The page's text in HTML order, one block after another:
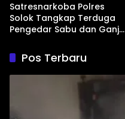
Satresnarkoba Polres
Solok Tangkap Terduga
Pengedar Sabu dan Ganja
Pos Terbaru